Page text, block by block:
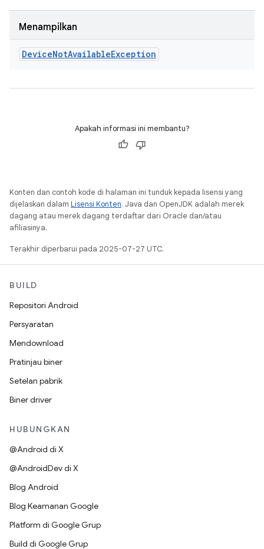
Menampilkan
DeviceNotAvailableException
Apakah informasi ini membantu?
Konten dan contoh kode di halaman ini tunduk kepada lisensi yang
dijelaskan dalam Lisensi Konten. Java dan OpenJDK adalah merek
dagang atau merek dagang terdaftar dari Oracle dan/atau
afiliasinya.
Terakhir diperbarui pada 2025-07-27 UTC.
BUILD
Repositori Android
Persyaratan
Mendownload
Pratinjau biner
Setelan pabrik
Biner driver
HUBUNGKAN
@Android di X
@AndroidDev di X
Blog Android
Blog Keamanan Google
Platform di Google Grup
Build di Google Grup